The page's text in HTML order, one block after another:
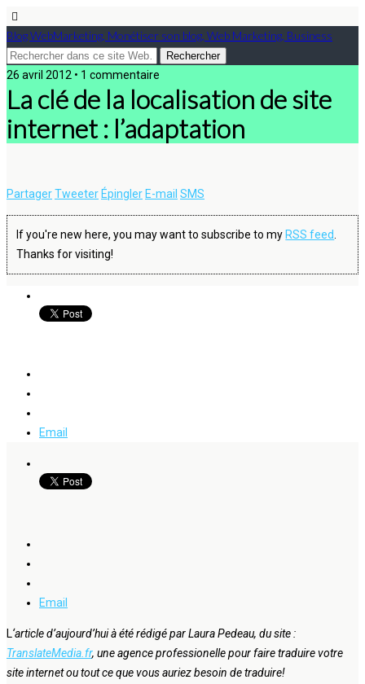
Blog WebMarketing, Monétiser son blog, Web Marketing, Business
26 avril 2012 • 1 commentaire
La clé de la localisation de site
internet : l’adaptation
PartagerTweeter Épingler E-mail SMS
If you're new here, you may want to subscribe to my RSS feed.
Thanks for visiting!
Email
Email
L‘article d’aujourd’hui à été rédigé par Laura Pedeau, du site :
TranslateMedia.fr, une agence professionelle pour faire traduire votre
site internet ou tout ce que vous auriez besoin de traduire!